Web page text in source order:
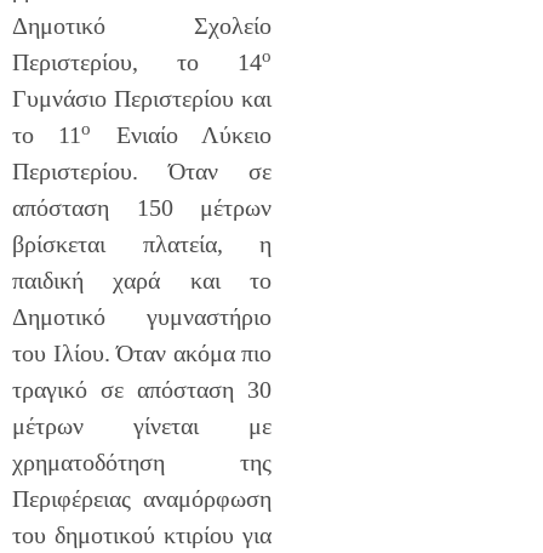
Δημοτικό Σχολείο
Περιστερίου, το 14ο
Γυμνάσιο Περιστερίου και
το 11ο
Ενιαίο Λύκειο
Περιστερίου. Όταν σε
απόσταση 150 μέτρων
βρίσκεται πλατεία, η
παιδική χαρά και το
Δημοτικό γυμναστήριο
του Ιλίου. Όταν ακόμα πιο
τραγικό σε απόσταση 30
μέτρων γίνεται με
χρηματοδότηση της
Περιφέρειας αναμόρφωση
του δημοτικού κτιρίου για